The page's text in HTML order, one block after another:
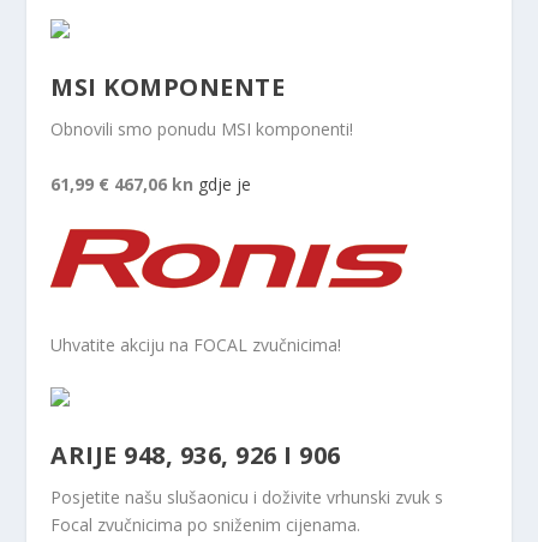
MSI KOMPONENTE
Obnovili smo ponudu MSI komponenti!
61,99 € 467,06 kn gdje je
Uhvatite akciju na FOCAL zvučnicima!
ARIJE 948, 936, 926 I 906
Posjetite našu slušaonicu i doživite vrhunski zvuk s
Focal zvučnicima po sniženim cijenama.